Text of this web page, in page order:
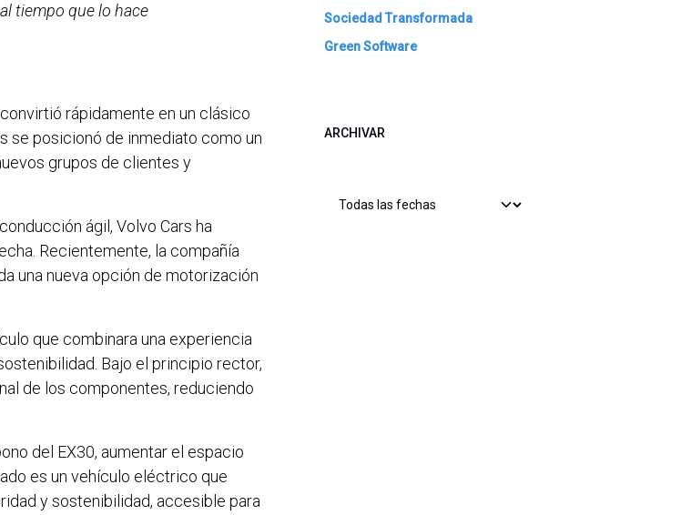
tiempo que lo hace
rápidamente en un clásico
se posicionó de inmediato como un
grupos de clientes y
ágil, Volvo Cars ha
Recientemente, la compañía
una nueva opción de motorización
que combinara una experiencia
Bajo el principio rector,
de los componentes, reduciendo
del EX30, aumentar el espacio
es un vehículo eléctrico que
y sostenibilidad, accesible para
Sociedad Transformada
Green Software
ARCHIVAR